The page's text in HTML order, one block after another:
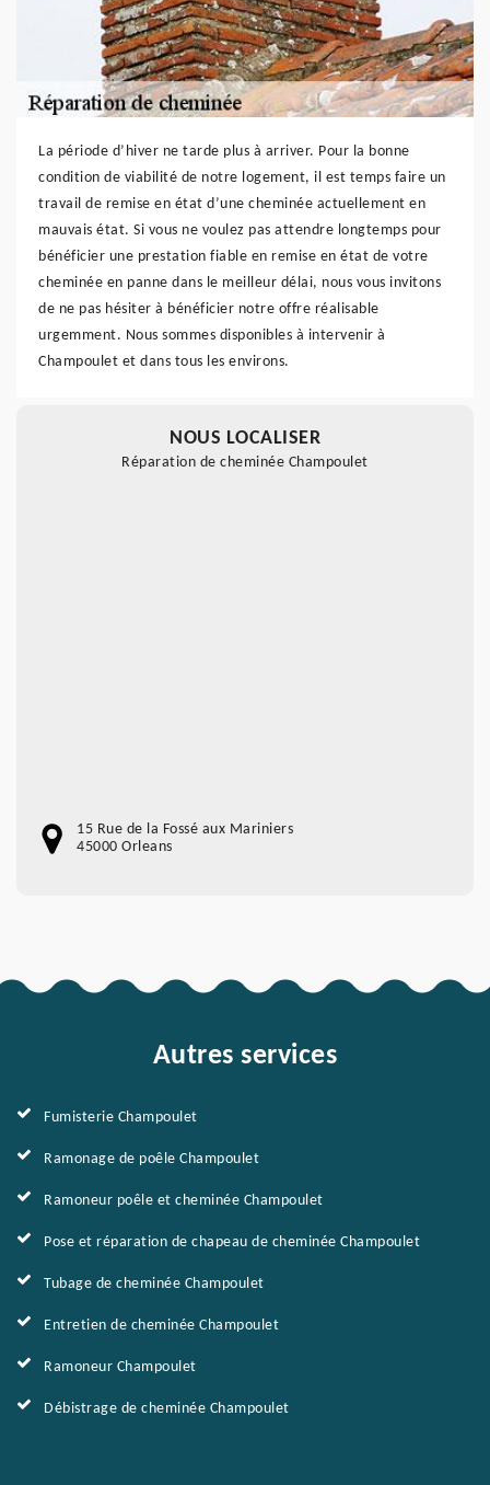
La période d’hiver ne tarde plus à arriver. Pour la bonne
condition de viabilité de notre logement, il est temps faire un
travail de remise en état d’une cheminée actuellement en
mauvais état. Si vous ne voulez pas attendre longtemps pour
bénéficier une prestation fiable en remise en état de votre
cheminée en panne dans le meilleur délai, nous vous invitons
de ne pas hésiter à bénéficier notre offre réalisable
urgemment. Nous sommes disponibles à intervenir à
Champoulet et dans tous les environs.
NOUS LOCALISER
Réparation de cheminée Champoulet
15 Rue de la Fossé aux Mariniers
45000 Orleans
Autres services
Fumisterie Champoulet
Ramonage de poêle Champoulet
Ramoneur poêle et cheminée Champoulet
Pose et réparation de chapeau de cheminée Champoulet
Tubage de cheminée Champoulet
Entretien de cheminée Champoulet
Ramoneur Champoulet
Débistrage de cheminée Champoulet